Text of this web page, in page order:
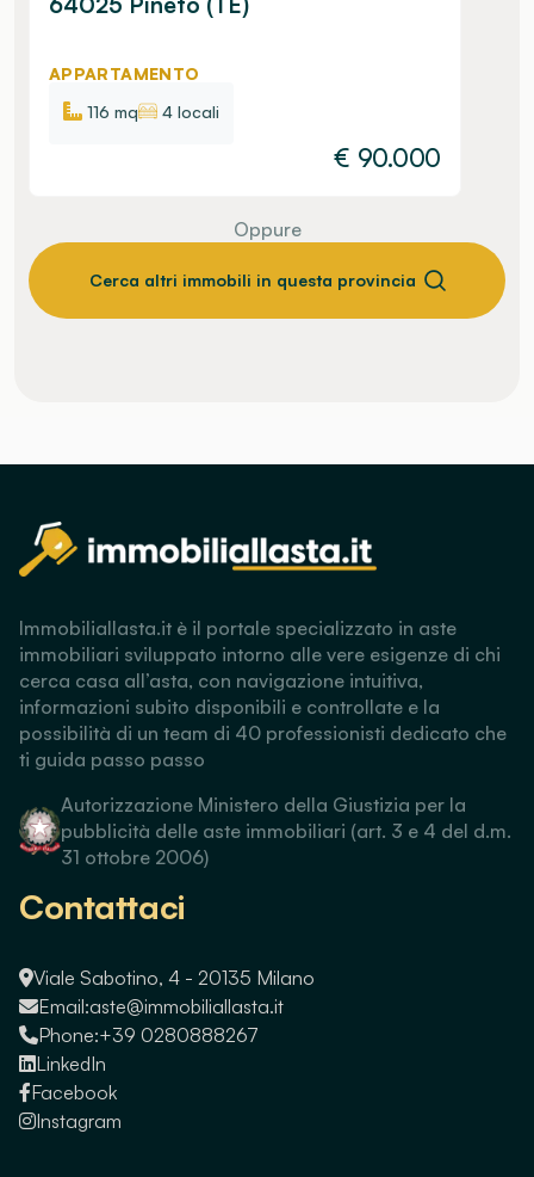
APPARTAMENTO
116 mq
4 locali
€ 90.000
Oppure
Cerca altri immobili in questa provincia
Immobiliallasta.it è il portale specializzato in aste
immobiliari sviluppato intorno alle vere esigenze di chi
cerca casa all’asta, con navigazione intuitiva,
informazioni subito disponibili e controllate e la
possibilità di un team di 40 professionisti dedicato che
ti guida passo passo
Autorizzazione Ministero della Giustizia per la
pubblicità delle aste immobiliari (art. 3 e 4 del d.m.
31 ottobre 2006)
Contattaci
Viale Sabotino, 4 - 20135 Milano
Email:aste@immobiliallasta.it
Phone:+39 0280888267
LinkedIn
Facebook
Instagram